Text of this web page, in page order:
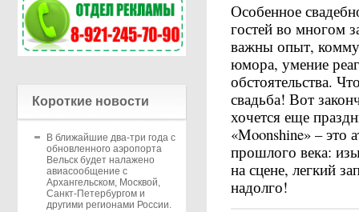
Короткие новости
В ближайшие два-три года с
обновленного аэропорта
Вельск будет налажено
авиасообщение с
Архангельском, Москвой,
Санкт-Петербургом и
другими регионами России.
Особенное
гостей во многом
важны опыт,
юмора, умение
обстоятельства.
свадьба! Вот
хочется еще
«Moonshine» – это
прошлого века:
на сцене, легкий
надолго!